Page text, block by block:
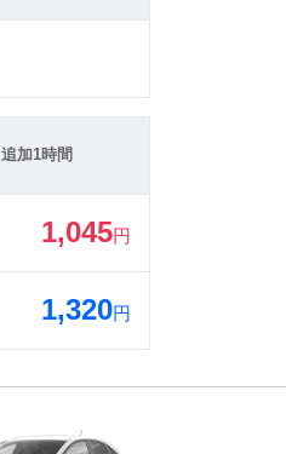
追加1時間
1,045円
1,320円